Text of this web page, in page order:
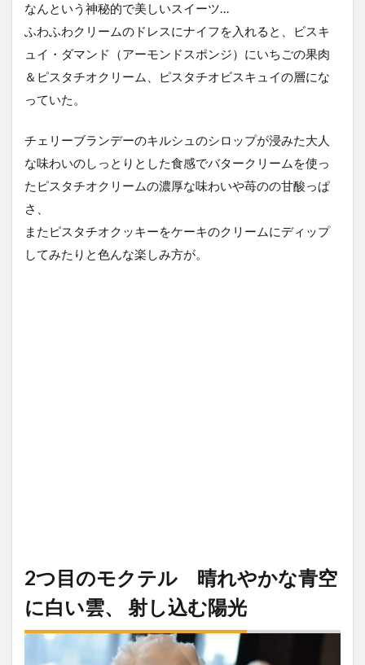
なんという神秘的で美しいスイーツ…
ふわふわクリームのドレスにナイフを入れると、ビスキ
ュイ・ダマンド（アーモンドスポンジ）にいちごの果肉
＆ピスタチオクリーム、ピスタチオビスキュイの層にな
っていた。
チェリーブランデーのキルシュのシロップが浸みた大人
な味わいのしっとりとした食感でバタークリームを使っ
たピスタチオクリームの濃厚な味わいや苺のの甘酸っぱ
さ、
またピスタチオクッキーをケーキのクリームにディップ
してみたりと色んな楽しみ方が。
2つ目のモクテル 晴れやかな青空
に白い雲、 射し込む陽光